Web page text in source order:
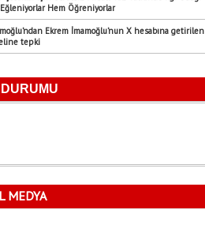
Emre Türk
11.07.2026
Mersin’in Sessiz Felaketi
Fatma Lalecan
11.09.2025
Hem Öğreniyorlar
Ekrem İmamoğlu’nun X hesabına getirilen
tepki
MEDYA